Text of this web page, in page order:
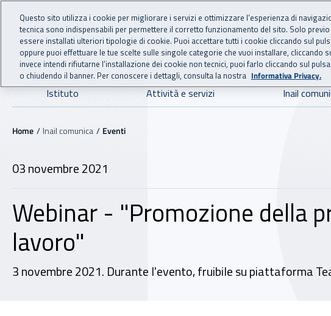
Vai al menu principale
Vai al contenuto principale
INAIL - Istituto Nazionale per
Navigazione principale
Istituto Attività e servizi Inail
Navigazione - Ti trovi in:
Home Inail comunica Eventi
03 novembre 2021
Webinar - "Promozione della
lavoro"
3 novembre 2021. Durante l'evento, fruibile su piattaforma
Questo sito utilizza i cookie per migliorare i servizi e ottimizzare l’esperienza di
tecnica sono indispensabili per permettere il corretto funzionamento del sito. Solo
essere installati ulteriori tipologie di cookie. Puoi accettare tutti i cookie cliccando sul
oppure puoi effettuare le tue scelte sulle singole categorie che vuoi installare, cliccando su
invece intendi rifiutarne l’installazione dei cookie non tecnici, puoi farlo cliccando sul
o chiudendo il banner. Per conoscere i dettagli, consulta la nostra Informativa Privacy.